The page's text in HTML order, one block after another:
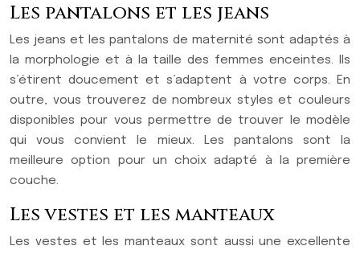
Les pantalons et les jeans
Les jeans et les pantalons de maternité sont adaptés à
la morphologie et à la taille des femmes enceintes. Ils
s’étirent doucement et s’adaptent à votre corps. En
outre, vous trouverez de nombreux styles et couleurs
disponibles pour vous permettre de trouver le modèle
qui vous convient le mieux. Les pantalons sont la
meilleure option pour un choix adapté à la première
couche.
Les vestes et les manteaux
Les vestes et les manteaux sont aussi une excellente